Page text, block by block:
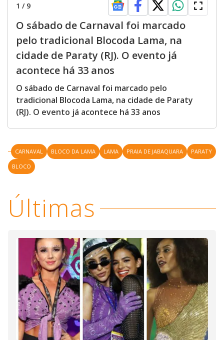
1 / 9
O sábado de Carnaval foi marcado
pelo tradicional Blocoda Lama, na
cidade de Paraty (RJ). O evento já
acontece há 33 anos
O sábado de Carnaval foi marcado pelo
tradicional Blocoda Lama, na cidade de Paraty
(RJ). O evento já acontece há 33 anos
CARNAVAL BLOCO DA LAMA LAMA PRAIA DE JABAQUARA
PARATY
BLOCO
Últimas